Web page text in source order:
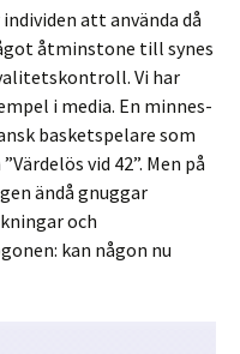
att använda då
åtminstone till synes
Vi har
i media. En minnes­
basketspelare som
vid 42”. Men på
ändå gnuggar
och
kan någon nu